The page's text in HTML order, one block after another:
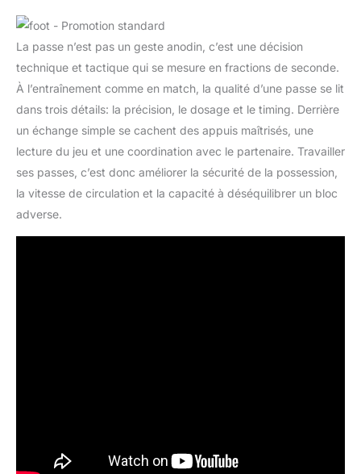
La passe n’est pas un geste anodin, c’est une décision
technique et tactique qui se mesure en fractions de seconde.
À l’entraînement comme en match, la qualité d’une passe se lit
dans trois détails: la précision, le dosage et le timing. Derrière
un échange simple se cachent des appuis maîtrisés, une
lecture du jeu et une coordination avec le partenaire. Travailler
ses passes, c’est donc améliorer la sécurité de la possession,
la vitesse de circulation et la capacité à déséquilibrer un bloc
adverse.